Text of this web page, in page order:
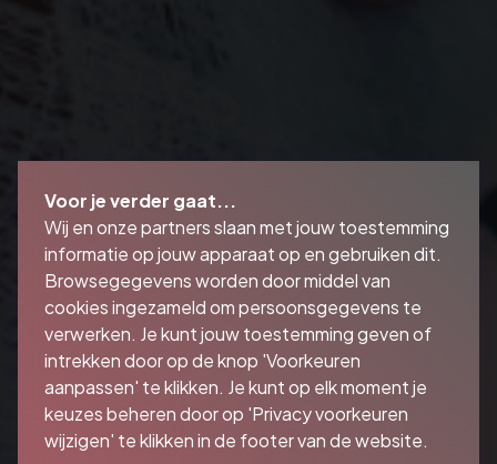
Voor je verder gaat...
Wij en onze partners slaan met jouw toestemming
informatie op jouw apparaat op en gebruiken dit.
Browsegegevens worden door middel van
cookies ingezameld om persoonsgegevens te
verwerken. Je kunt jouw toestemming geven of
intrekken door op de knop 'Voorkeuren
aanpassen' te klikken. Je kunt op elk moment je
keuzes beheren door op 'Privacy voorkeuren
wijzigen' te klikken in de footer van de website.